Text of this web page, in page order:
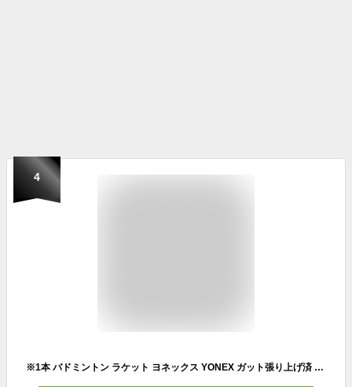
4
※1本 バドミントン ラケット ヨネックス YONEX ガット張り上げ済 バドミントンラケット マッスルパワー9LT MUSLE POWER 9 LT MP9LTG ケース付 badminton racket 羽毛球拍 バドミントン ラケットケース バドミントン 初心者向け